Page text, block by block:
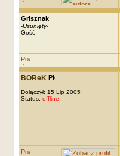
Grisznak
-Usunięty-
Gość
BOReK
Dołączył: 15 Lip 2005
Status: offline